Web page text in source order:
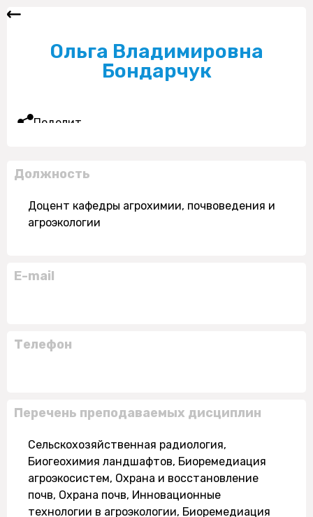
Ольга Владимировна
Бондарчук
Поделиться
Должность
Доцент кафедры агрохимии, почвоведения и
агроэкологии
E-mail
Телефон
Перечень преподаваемых дисциплин
Сельскохозяйственная радиология,
Биогеохимия ландшафтов, Биоремедиация
агроэкосистем, Охрана и восстановление
почв, Охрана почв, Инновационные
технологии в агроэкологии, Биоремедиация